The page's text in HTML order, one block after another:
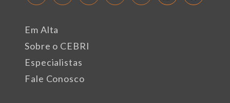
Em Alta
Sobre o CEBRI
Especialistas
Fale Conosco